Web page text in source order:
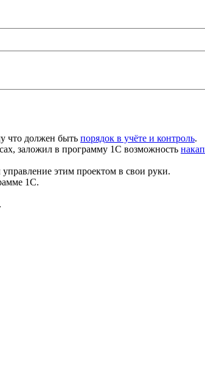
что должен быть порядок в учёте и контроль.
заложил в программу 1С возможность
этим проектом в свои руки.
1С.